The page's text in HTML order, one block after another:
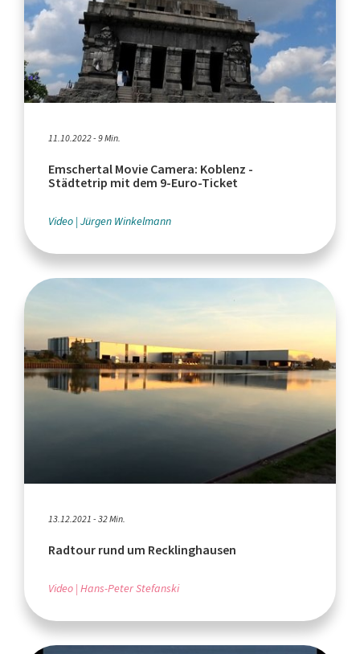
11.10.2022 - 9 Min.
Emschertal Movie Camera: Koblenz -
Städtetrip mit dem 9-Euro-Ticket
Video Jürgen Winkelmann
13.12.2021 - 32 Min.
Radtour rund um Recklinghausen
Video Hans-Peter Stefanski